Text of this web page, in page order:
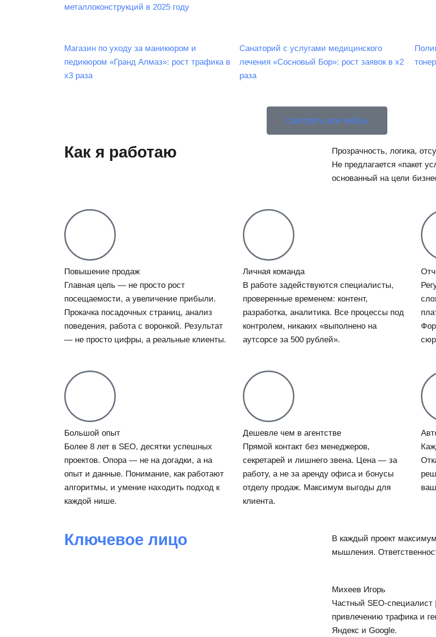
металлоконструкций в 2025 году
Магазин по уходу за маникюром и
педикюром «Гранд Алмаз»: рост трафика в
х3 раза
Санаторий c услугами медицинского
лечения «Сосновый Бор»: рост заявок в х2
раза
Смотреть все кейсы
Как я работаю
Прозрачность, логика,
Не предлагается «пакет
основанный на цели
Повышение продаж
Главная цель — не просто рост
посещаемости, а увеличение прибыли.
Прокачка посадочных страниц, анализ
поведения, работа с воронкой. Результат
— не просто цифры, а реальные клиенты.
Личная команда
В работе задействуются специалисты,
проверенные временем: контент,
разработка, аналитика. Все процессы под
контролем, никаких «выполнено на
аутсорсе за 500 рублей».
Большой опыт
Более 8 лет в SEO, десятки успешных
проектов. Опора — не на догадки, а на
опыт и данные. Понимание, как работают
алгоритмы, и умение находить подход к
каждой нише.
Дешевле чем в агентстве
Прямой контакт без менеджеров,
секретарей и лишнего звена. Цена — за
работу, а не за аренду офиса и бонусы
отделу продаж. Максимум выгоды для
клиента.
Ключевое лицо
В каждый проект
мышления.
Михеев Игорь
Частный SEO-специалист
привлечению трафика и
Яндекс и Google.